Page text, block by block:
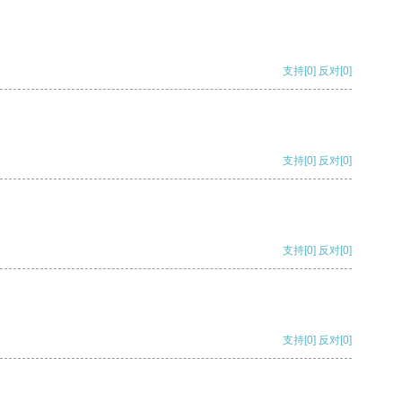
支持[0] 反对[0]
支持[0] 反对[0]
支持[0] 反对[0]
支持[0] 反对[0]